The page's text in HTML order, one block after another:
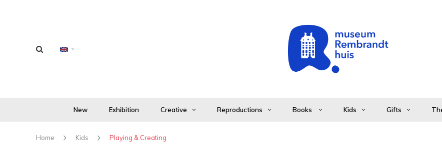
New Exhibition Creative Reproductions Books Kids Gifts
Home Kids Playing & Creating